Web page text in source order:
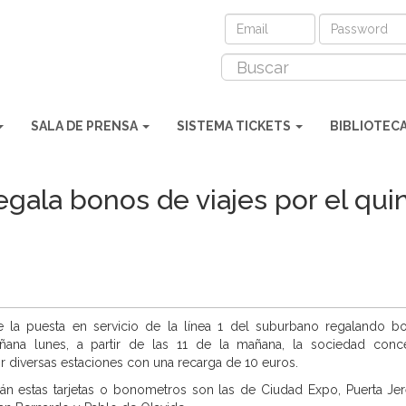
SALA DE PRENSA SISTEMA TICKETS
bonos de viajes por el
la puesta en servicio de la línea 1 del suburbano regalando
lunes, a partir de las 11 de la mañana, la sociedad
diversas estaciones con una recarga de 10 euros
estas tarjetas o bonometros son las de Ciudad Expo, Puerta